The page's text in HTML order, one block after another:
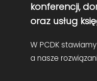
konferencji,
oraz usług
W PCDK
a nasze